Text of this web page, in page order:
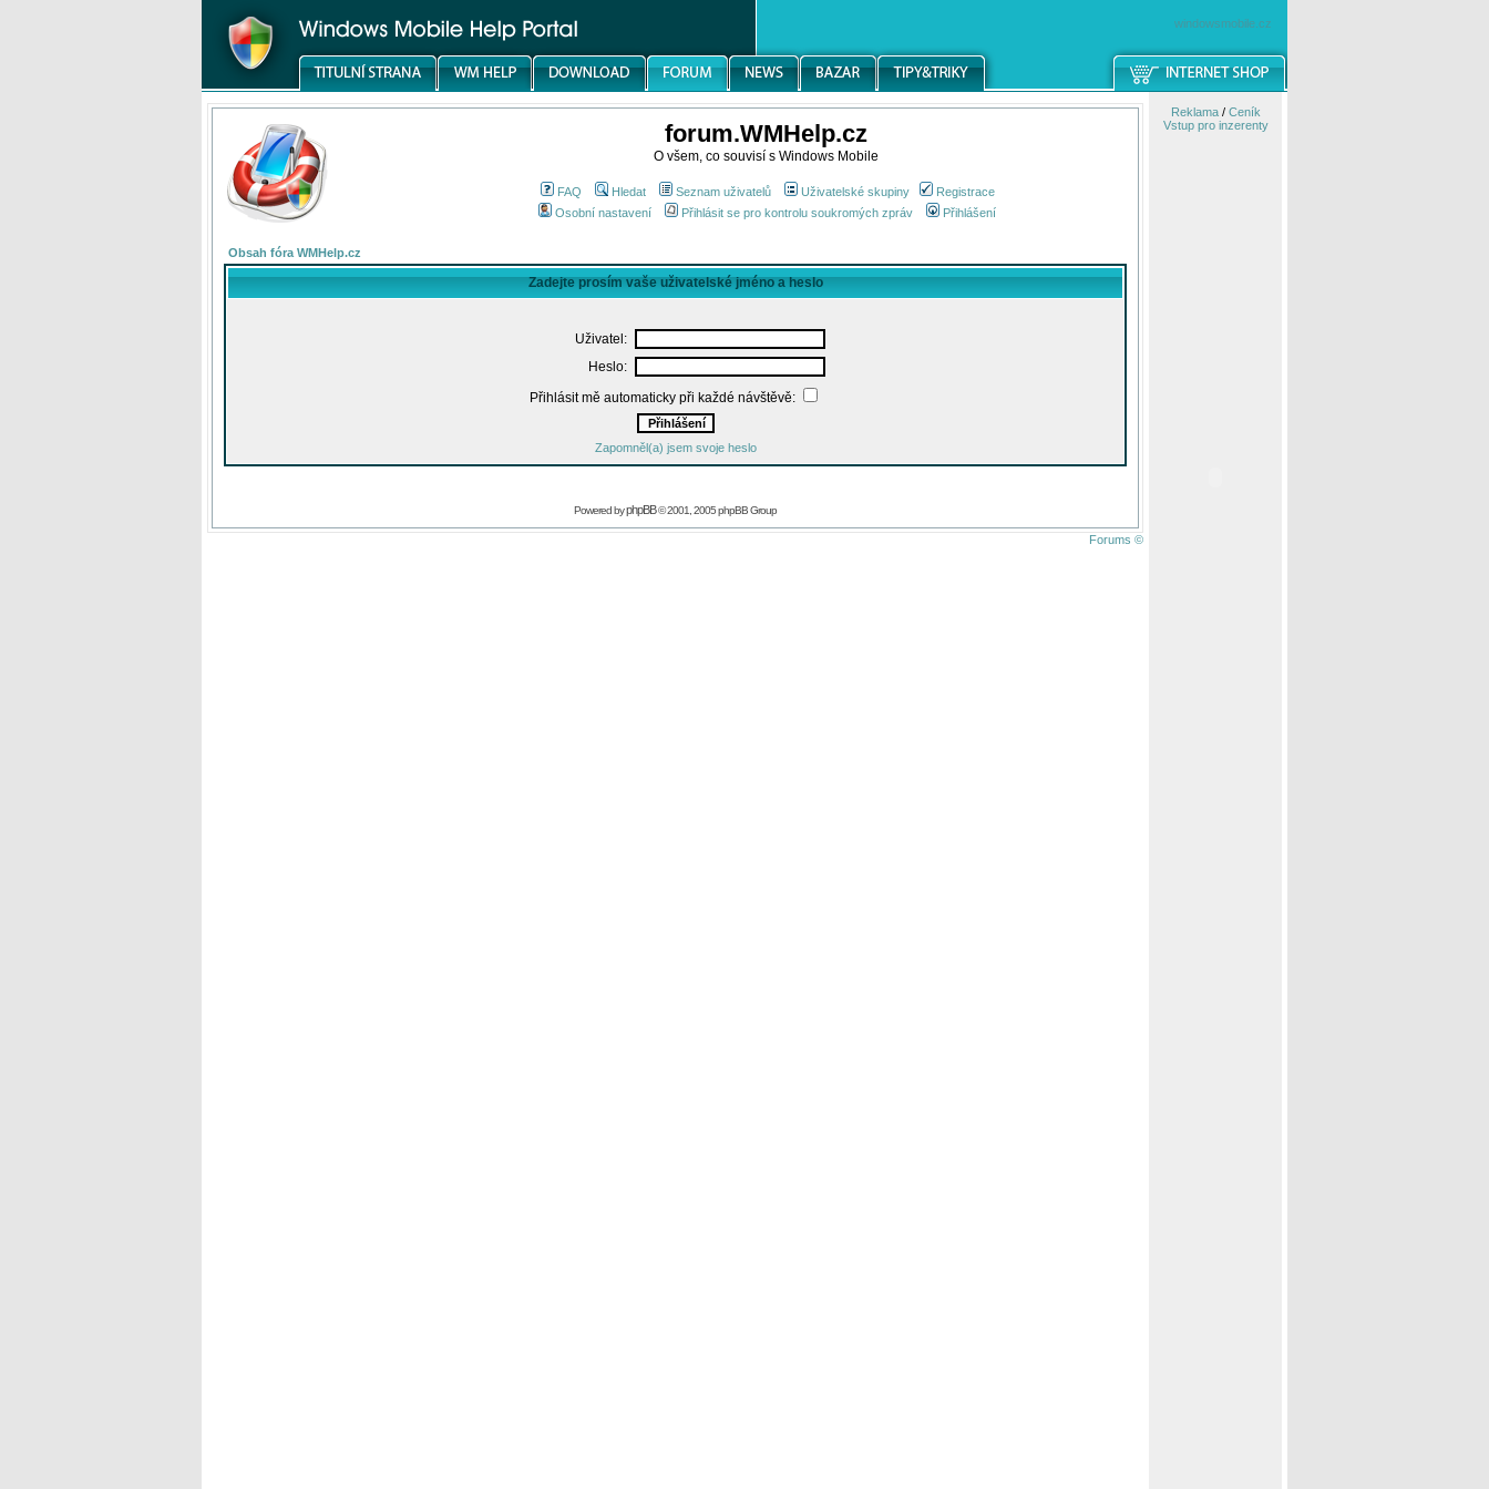
windowsmobile.cz
forum.WMHelp.cz
O všem, co souvisí s Windows Mobile
FAQ Hledat Seznam uživatelů Uživatelské skupiny
Registrace
Osobní nastavení
Přihlásit se pro kontrolu soukromých zpráv Přihlášení
Obsah fóra WMHelp.cz
Zadejte prosím vaše uživatelské jméno a heslo
Uživatel:
Heslo:
Přihlásit mě automaticky při každé návštěvě:
Zapomněl(a) jsem svoje heslo
Powered byphpBB© 2001, 2005 phpBB Group
Forums ©
Reklama/ Ceník
Vstup pro inzerenty